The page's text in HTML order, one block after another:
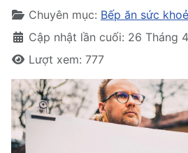
Chuyên mục: Bếp ăn sức khoẻ
Cập nhật lần cuối: 26 Tháng
Lượt xem: 777